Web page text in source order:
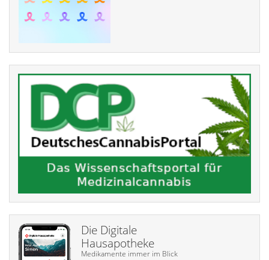
Die Digitale
Hausapotheke
Medikamente immer im Blick